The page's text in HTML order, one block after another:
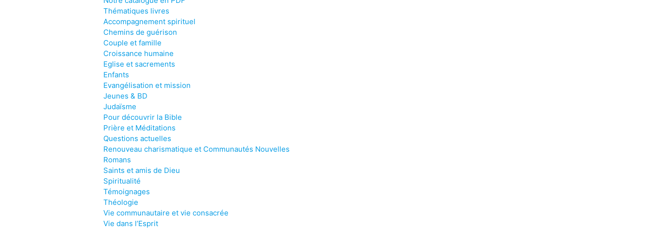
Thématiques livres
Accompagnement spirituel
Chemins de guérison
Couple et famille
Croissance humaine
Eglise et sacrements
Enfants
Evangélisation et mission
Jeunes & BD
Judaïsme
Pour découvrir la Bible
Prière et Méditations
Questions actuelles
Renouveau charismatique et Communautés Nouvelles
Romans
Saints et amis de Dieu
Spiritualité
Témoignages
Théologie
Vie communautaire et vie consacrée
Vie dans l’Esprit